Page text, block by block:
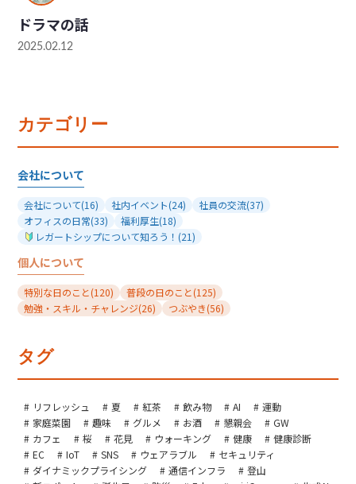
ドラマの話
2025.02.12
カテゴリー
会社について
会社について(16) 社内イベント(24) 社員の交流(37)
オフィスの日常(33) 福利厚生(18)
レガートシップについて知ろう！ (21)
個人について
特別な日のこと(120) 普段の日のこと(125)
勉強・スキル・チャレンジ(26) つぶやき(56)
タグ
リフレッシュ 夏 紅茶 飲み物 AI
運動
家庭菜園
趣味 グルメ お酒 懇親会
GW
カフェ
桜 花見 ウォーキング 健康
健康診断
EC
IoT SNS ウェアラブル
セキュリティ
ダイナミックプライシング
通信インフラ
登山